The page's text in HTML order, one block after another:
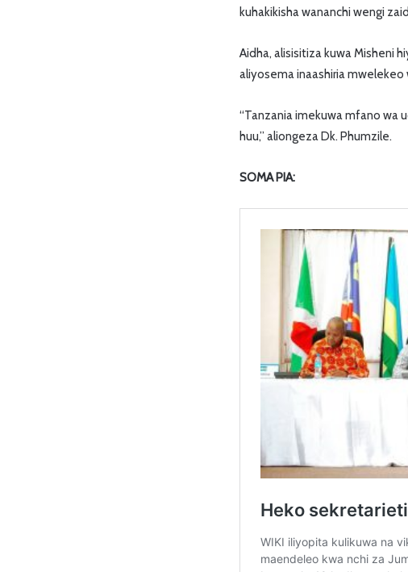
kuhakikisha wananchi wengi
Aidha, alisisitiza kuwa Misheni
aliyosema inaashiria mwelekeo
“Tanzania imekuwa mfano wa
huu,” aliongeza Dk. Phumzile.
SOMA PIA: